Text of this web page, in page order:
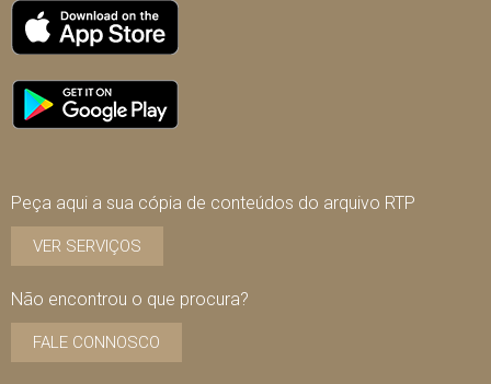
Peça aqui a sua cópia de conteúdos do arquivo RTP
VER SERVIÇOS
Não encontrou o que procura?
FALE CONNOSCO